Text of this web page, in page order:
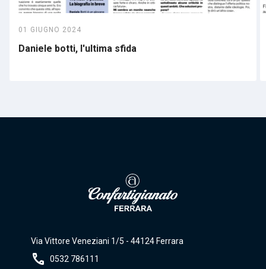
01 GIUGNO 2024
Daniele botti, l'ultima sfida
Via Vittore Veneziani 1/5 - 44124 Ferrara
call 0532 786111